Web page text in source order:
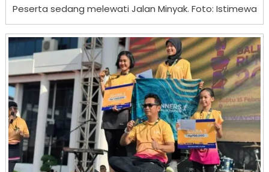
Peserta sedang melewati Jalan Minyak. Foto: Istimewa